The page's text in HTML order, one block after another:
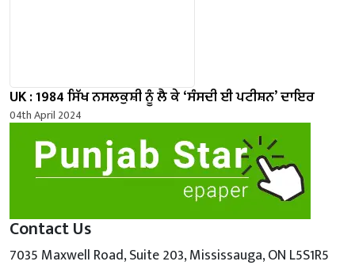
UK : 1984 ਸਿੱਖ ਨਸਲਕੁਸ਼ੀ ਨੂੰ ਲੈ ਕੇ ‘ਸੰਸਦੀ ਈ ਪਟੀਸ਼ਨ’ ਦਾਇਰ
04th April 2024
Contact Us
7035 Maxwell Road, Suite 203, Mississauga, ON L5S1R5